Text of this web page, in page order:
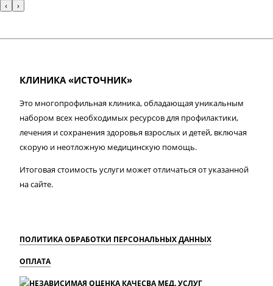
‹ ›
КЛИНИКА «ИСТОЧНИК»
Это многопрофильная клиника, обладающая уникальным
набором всех необходимых ресурсов для профилактики,
лечения и сохранения здоровья взрослых и детей, включая
скорую и неотложную медицинскую помощь.
Итоговая стоимость услуги может отличаться от указанной
на сайте.
ПОЛИТИКА ОБРАБОТКИ ПЕРСОНАЛЬНЫХ ДАННЫХ
ОПЛАТА